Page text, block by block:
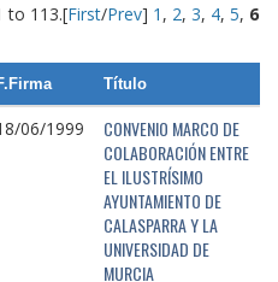
to 113.[First/Prev] 1 , 2, 3, 4, 5, 6
Título
06/1999
CONVENIO MARCO DE
COLABORACIÓN ENTRE
EL ILUSTRÍSIMO
AYUNTAMIENTO DE
CALASPARRA Y LA
UNIVERSIDAD DE
MURCIA